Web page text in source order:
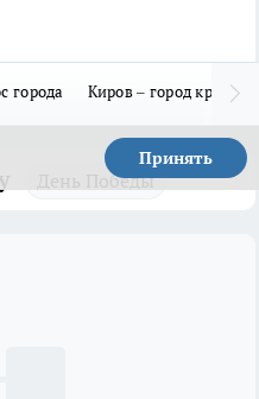
города Киров – город
Принять
День Победы